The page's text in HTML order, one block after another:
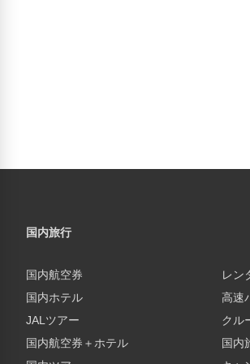
国内旅行
国内航空券
国内ホテル
JALツアー
国内航空券＋ホテル
レン
高速
クル
国内